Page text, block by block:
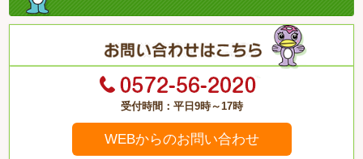
受付時間：平日9時～17時
WEBからのお問い合わせ